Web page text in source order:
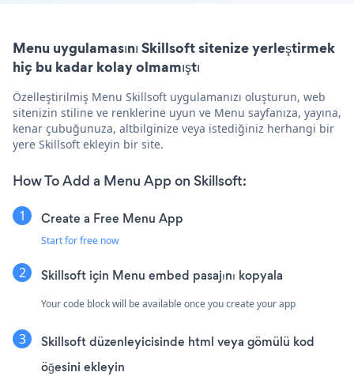
Menu uygulamasını Skillsoft sitenize yerleştirmek
hiç bu kadar kolay olmamıştı
Özelleştirilmiş Menu Skillsoft uygulamanızı oluşturun, web
sitenizin stiline ve renklerine uyun ve Menu sayfanıza, yayına,
kenar çubuğunuza, altbilginize veya istediğiniz herhangi bir
yere Skillsoft ekleyin bir site.
How To Add a Menu App on Skillsoft:
Create a Free Menu App
Start for free now
Skillsoft için Menu embed pasajını kopyala
Your code block will be available once you create your app
Skillsoft düzenleyicisinde html veya gömülü kod
öğesini ekleyin